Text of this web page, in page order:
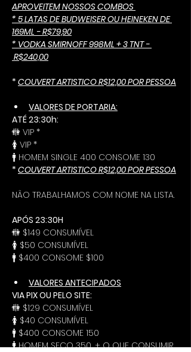
APROVEITEM NOSSOS COMBOS
* 5 LATAS DE BUDWEISER OU HEINEKEN DE
169ML - R$79,90
* VODKA SMIRNOFF 998ML + 3 TNT -
R$240,00
* COUVERT ARTISTICO R$12,00 POR PESSOA
VALORES DE PORTARIA:
ATÉ 23:30h:
🚻 VIP *
🚺 VIP *
🚹 HOMEM SINGLE 400 CONSOME 130
* COUVERT ARTISTICO R$12,00 POR PESSOA
NÃO TRABALHAMOS COM NOME NA LISTA.
APÓS 23:30H
🚻 $149 CONSUMÍVEL
🚺 $50 CONSUMÍVEL
🚹 $400 CONSOME $100
VALORES ANTECIPADOS
VIA PIX OU PELO SITE:
🚻 $129 CONSUMÍVEL
🚺 $40 CONSUMÍVEL
🚹 $400 CONSOME 150
🚹 HOMEM SECO 350, + O QUE CONSUMIR